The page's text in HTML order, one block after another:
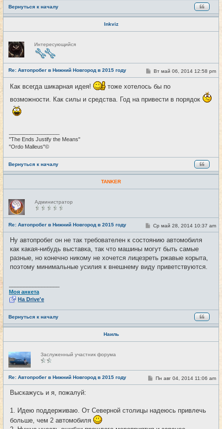
Вернуться к началу
Inkviz
Н
е
в
с
е
т
и
Интересующийся
Re: Автопробег в Нижний Новгород в 2015 году #6
С
о
б
е
Вт май 06, 2014 12:58 pm
Как всегда шикарная идея!
тоже хотелось бы по
возможности. Как силы и средства. Год на привести в порядок
"The Ends Justify the Means"
"Ordo Malleus"©
Вернуться к началу
TANKER
Н
е
в
с
е
т
и
Администратор
Re: Автопробег в Нижний Новгород в 2015 году #7
С
о
б
щ
н
и
Ср май 28, 2014 10:37 am
Ну автопробег он не так требователен к состоянию автомобиля
как какая-нибудь выставка, так что машины могут быть самые
разные, но конечно никому не хочется лицезреть ржавые корыта,
поэтому минимальные усилия к внешнему виду приветствуются.
Моя анкета
На Drive'e
Вернуться к началу
Наиль
Н
е
в
с
е
т
и
Заслуженный участник форума
Re: Автопробег в Нижний Новгород в 2015 году #8
С
о
н
Пн авг 04, 2014 11:06 am
Выскажусь и я, пожалуй:
1. Идею поддерживаю. От Северной столицы надеюсь привлечь
больше, чем 2 автомобиля